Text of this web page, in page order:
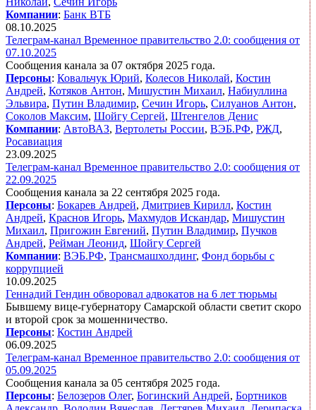
Компании: Банк ВТБ
08.10.2025
Телеграм-канал Временное правительство 2.0: сообщения от
07.10.2025
Сообщения канала за 07 октября 2025 года.
Персоны: Ковальчук Юрий, Колесов Николай, Костин
Андрей, Котяков Антон, Мишустин Михаил, Набиуллина
Эльвира, Путин Владимир, Сечин Игорь, Силуанов Антон,
Соколов Максим, Шойгу Сергей, Штенгелов Денис
Компании: АвтоВАЗ, Вертолеты России, ВЭБ.РФ, РЖД,
Росавиация
23.09.2025
Телеграм-канал Временное правительство 2.0: сообщения от
22.09.2025
Сообщения канала за 22 сентября 2025 года.
Персоны: Бокарев Андрей, Дмитриев Кирилл, Костин
Андрей, Краснов Игорь, Махмудов Искандар, Мишустин
Михаил, Пригожин Евгений, Путин Владимир, Пучков
Андрей, Рейман Леонид, Шойгу Сергей
Компании: ВЭБ.РФ, Трансмашхолдинг, Фонд борьбы с
коррупцией
10.09.2025
Геннадий Гендин обворовал адвокатов на 6 лет тюрьмы
Бывшему вице-губернатору Самарской области светит скоро
и второй срок за мошенничество.
Персоны: Костин Андрей
06.09.2025
Телеграм-канал Временное правительство 2.0: сообщения от
05.09.2025
Сообщения канала за 05 сентября 2025 года.
Персоны: Белозеров Олег, Богинский Андрей, Бортников